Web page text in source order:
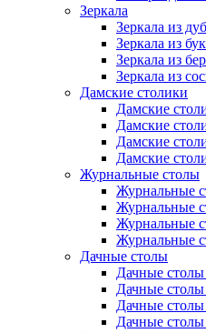
Зеркала
Зеркала из
Зеркала из
Зеркала из
Зеркала из
Дамские столики
Дамские
Дамские
Дамские
Дамские
Журнальные столы
Журнальные
Журнальные
Журнальные
Журнальные
Дачные столы
Дачные столы
Дачные столы
Дачные столы
Дачные